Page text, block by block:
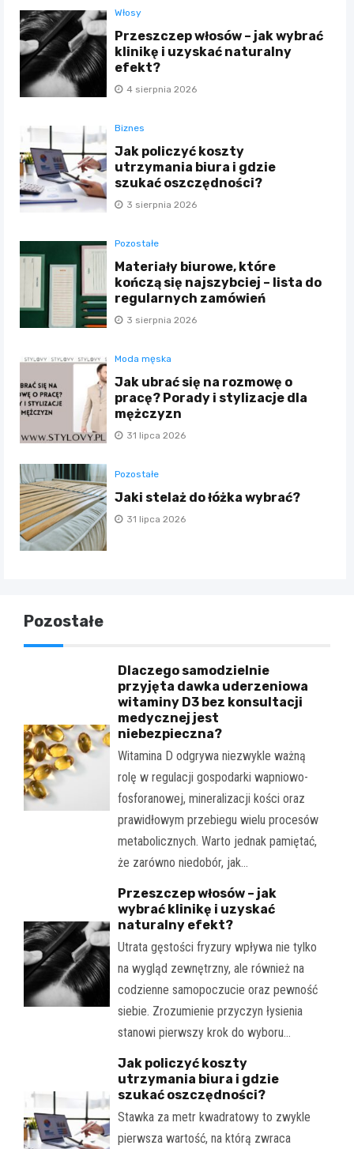
Włosy
Przeszczep włosów – jak wybrać
klinikę i uzyskać naturalny
efekt?
4 sierpnia 2026
Biznes
Jak policzyć koszty
utrzymania biura i gdzie
szukać oszczędności?
3 sierpnia 2026
Pozostałe
Materiały biurowe, które
kończą się najszybciej – lista do
regularnych zamówień
3 sierpnia 2026
Moda męska
Jak ubrać się na rozmowę o
pracę? Porady i stylizacje dla
mężczyzn
31 lipca 2026
Pozostałe
Jaki stelaż do łóżka wybrać?
31 lipca 2026
Pozostałe
Dlaczego samodzielnie
przyjęta dawka uderzeniowa
witaminy D3 bez konsultacji
medycznej jest
niebezpieczna?
Witamina D odgrywa niezwykle ważną
rolę w regulacji gospodarki wapniowo-
fosforanowej, mineralizacji kości oraz
prawidłowym przebiegu wielu procesów
metabolicznych. Warto jednak pamiętać,
że zarówno niedobór, jak…
Przeszczep włosów – jak
wybrać klinikę i uzyskać
naturalny efekt?
Utrata gęstości fryzury wpływa nie tylko
na wygląd zewnętrzny, ale również na
codzienne samopoczucie oraz pewność
siebie. Zrozumienie przyczyn łysienia
stanowi pierwszy krok do wyboru…
Jak policzyć koszty
utrzymania biura i gdzie
szukać oszczędności?
Stawka za metr kwadratowy to zwykle
pierwsza wartość, na którą zwraca